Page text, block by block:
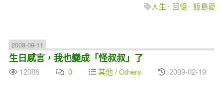
人生
回憶 飯島愛
2008-09-11
生日感言，我也變成「怪叔叔」了
12086 0 其他 / Others 2009-02-19